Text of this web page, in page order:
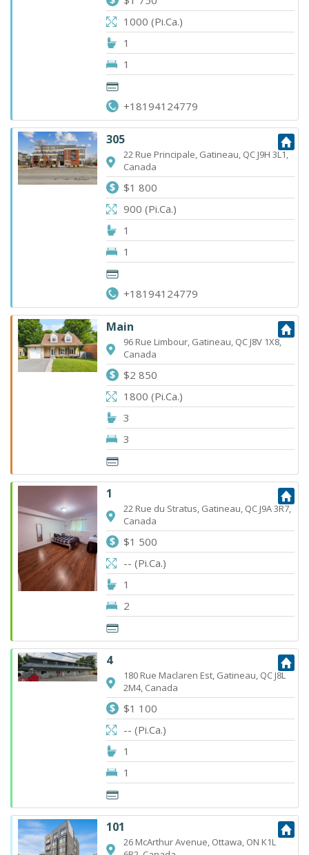
1000 (Pi.Ca.)
1
1
+18194124779
305
22 Rue Principale, Gatineau, QC J9H 3L1,
Canada
$1 800
900 (Pi.Ca.)
1
1
+18194124779
Main
96 Rue Limbour, Gatineau, QC J8V 1X8,
Canada
$2 850
1800 (Pi.Ca.)
3
3
1
22 Rue du Stratus, Gatineau, QC J9A 3R7,
Canada
$1 500
-- (Pi.Ca.)
1
2
4
180 Rue Maclaren Est, Gatineau, QC J8L
2M4, Canada
$1 100
-- (Pi.Ca.)
1
1
101
26 McArthur Avenue, Ottawa, ON K1L